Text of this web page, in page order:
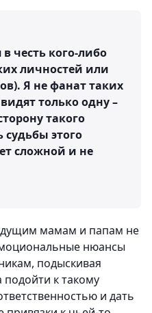
честь кого-либо
личностей или
Я не фанат таких
только одну –
такого
судьбы этого
сложной и не
мамам и папам не
нюансы
подыскивая
к такому
и дать